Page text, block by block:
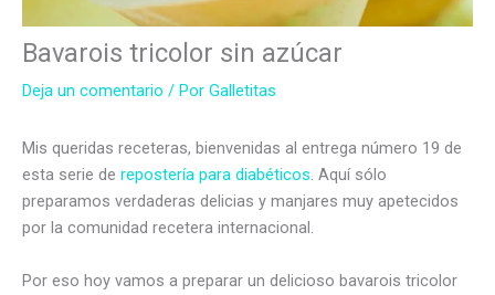
Bavarois tricolor sin azúcar
Deja un comentario / Por Galletitas
Mis queridas receteras, bienvenidas al entrega número 19 de
esta serie de repostería para diabéticos. Aquí sólo
preparamos verdaderas delicias y manjares muy apetecidos
por la comunidad recetera internacional.
Por eso hoy vamos a preparar un delicioso bavarois tricolor